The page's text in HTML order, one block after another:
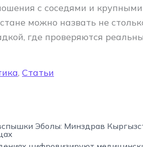
с соседями и
можно назвать не
где проверяются
, Статьи
Эболы: Минздрав